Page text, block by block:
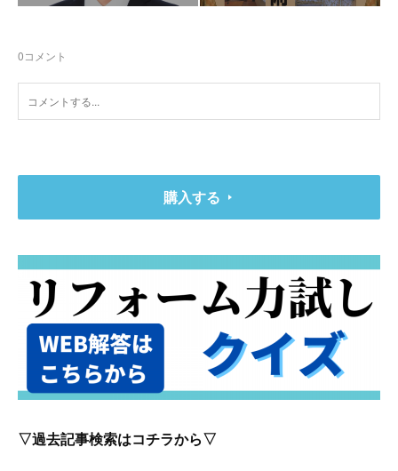
0コメント
購入する
▽過去記事検索はコチラから▽